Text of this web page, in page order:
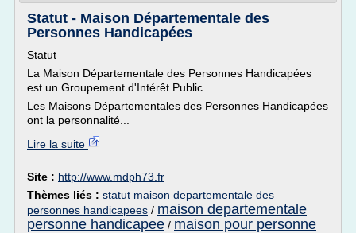
Statut - Maison Départementale des
Personnes Handicapées
Statut
La Maison Départementale des Personnes Handicapées
est un Groupement d'Intérêt Public
Les Maisons Départementales des Personnes Handicapées
ont la personnalité...
Lire la suite
Site : http://www.mdph73.fr
Thèmes liés : statut maison departementale des
personnes handicapees / maison departementale
personne handicapee / maison pour personne